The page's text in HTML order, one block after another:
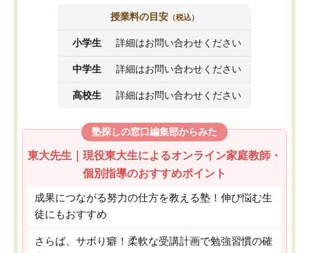
授業料の目安 （税込）
小学生 詳細はお問い合わせください
中学生 詳細はお問い合わせください
高校生 詳細はお問い合わせください
塾探しの窓口編集部からみた
東大先生｜現役東大生によるオンライン家庭教師・
個別指導のおすすめポイント
成果につながる努力の仕方を教える塾！伸び悩む生
徒にもおすすめ
さらば、サボり癖！柔軟な受講計画で勉強習慣の確